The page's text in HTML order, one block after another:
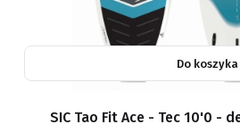
Do koszyka
SIC Tao Fit Ace - Tec 10'0 -